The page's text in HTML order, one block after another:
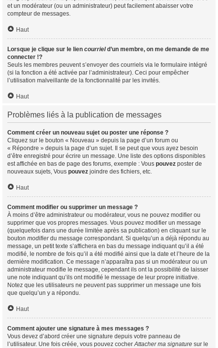
et un modérateur (ou un administrateur) peut facilement abaisser votre
compteur de messages.
Haut
Lorsque je clique sur le lien courrield’un membre, on me demande de me
connecter !?
Seuls les membres peuvent s’envoyer des courriels via le formulaire intégré
(si la fonction a été activée par l’administrateur). Ceci pour empêcher
l’utilisation malveillante de la fonctionnalité par les invités.
Haut
Problèmes liés à la publication de messages
Comment créer un nouveau sujet ou poster une réponse ?
Cliquez sur le bouton « Nouveau » depuis la page d’un forum ou
« Répondre » depuis la page d’un sujet. Il se peut que vous ayez besoin
d’être enregistré pour écrire un message. Une liste des options disponibles
est affichée en bas de page des forums, exemple : Vous pouvez poster de
nouveaux sujets, Vous pouvez joindre des fichiers, etc.
Haut
Comment modifier ou supprimer un message ?
À moins d’être administrateur ou modérateur, vous ne pouvez modifier ou
supprimer que vos propres messages. Vous pouvez modifier un message
(quelquefois dans une durée limitée après sa publication) en cliquant sur le
bouton modifierdu message correspondant. Si quelqu’un a déjà répondu au
message, un petit texte s’affichera en bas du message indiquant qu’il a été
modifié, le nombre de fois qu’il a été modifié ainsi que la date et l’heure de la
dernière modification. Ce message n’apparaîtra pas si un modérateur ou un
administrateur modifie le message, cependant ils ont la possibilité de laisser
une note indiquant qu’ils ont modifié le message de leur propre initiative.
Notez que les utilisateurs ne peuvent pas supprimer un message une fois
que quelqu’un y a répondu.
Haut
Comment ajouter une signature à mes messages ?
Vous devez d’abord créer une signature depuis votre panneau de
l’utilisateur. Une fois créée, vous pouvez cocherAttacher ma signature sur le